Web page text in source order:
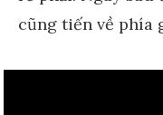
cũng tiến về phía